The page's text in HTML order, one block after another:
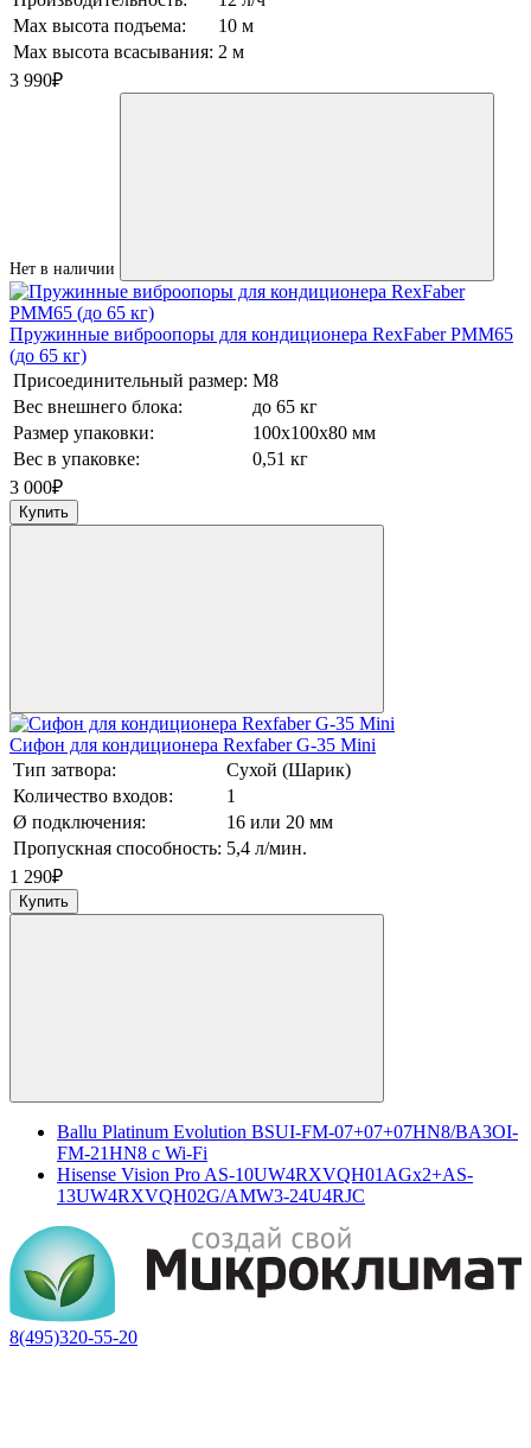
Max высота подъема:
10 м
Max высота всасывания: 2 м
3 990₽
Нет в наличии
Пружинные виброопоры для кондиционера RexFaber PMM65
(до 65 кг)
Присоединительный размер: М8
Вес внешнего блока:
до 65 кг
Размер упаковки:
100х100х80 мм
Вес в упаковке:
0,51 кг
3 000₽
Купить
Сифон для кондиционера Rexfaber G-35 Mini
Тип затвора:
Сухой (Шарик)
Количество входов:
1
Ø подключения:
16 или 20 мм
Пропускная способность: 5,4 л/мин.
1 290₽
Купить
Ballu Platinum Evolution BSUI-FM-07+07+07HN8/BA3OI-
FM-21HN8 c Wi-Fi
Hisense Vision Pro AS-10UW4RXVQH01AGх2+AS-
13UW4RXVQH02G/AMW3-24U4RJC
8(495)320-55-20